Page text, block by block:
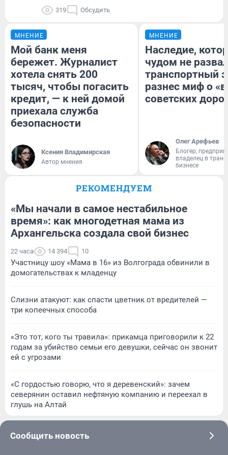
319 Обсудить
МНЕНИЕ
Мой банк меня
бережет. Журналист
хотела снять 200
тысяч, чтобы погасить
кредит, — к ней домой
приехала служба
безопасности
Ксения Владимирская
Автор мнения
МНЕНИЕ
Наследие,
чудом не
транспортный
разнес миф о
советских
Олег Арефьев
Блогер,
владелец в
бизнесе
РЕКОМЕНДУЕМ
«Мы начали в самое нестабильное
время»: как многодетная мама из
Архангельска создала свой бизнес
22 часа 14 394 10
Участницу шоу «Мама в 16» из Волгограда обвинили в
домогательствах к младенцу
Слизни атакуют: как спасти цветник от вредителей —
три копеечных способа
«Это тот, кого ты травила»: прикамца приговорили к 22
годам за убийство семьи его девушки, сейчас он звонит
ей с угрозами
«С гордостью говорю, что я деревенский»: зачем
северянин оставил нефтяную компанию и переехал в
глушь на Алтай
Сообщить новость